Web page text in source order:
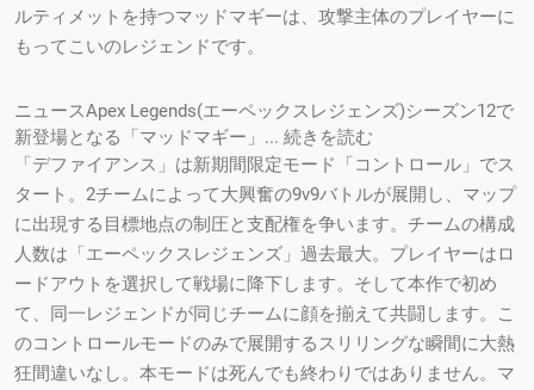
ルティメットを持つマッドマギーは、攻撃主体のプレイヤーに
もってこいのレジェンドです。
ニュースApex Legends(エーペックスレジェンズ)シーズン12で
新登場となる「マッドマギー」... 続きを読む
「デファイアンス」は新期間限定モード「コントロール」でス
タート。2チームによって大興奮の9v9バトルが展開し、マップ
に出現する目標地点の制圧と支配権を争います。チームの構成
人数は「エーペックスレジェンズ」過去最大。プレイヤーはロ
ードアウトを選択して戦場に降下します。そして本作で初め
て、同一レジェンドが同じチームに顔を揃えて共闘します。こ
のコントロールモードのみで展開するスリリングな瞬間に大熱
狂間違いなし。本モードは死んでも終わりではありません。マ